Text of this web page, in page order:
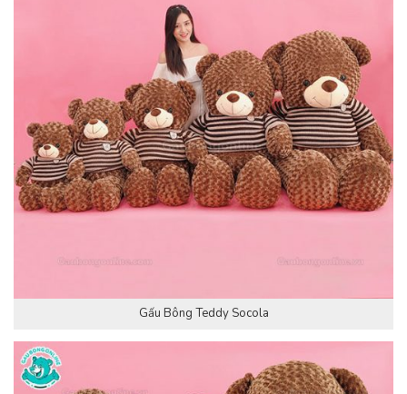
Gấu Bông Teddy Socola